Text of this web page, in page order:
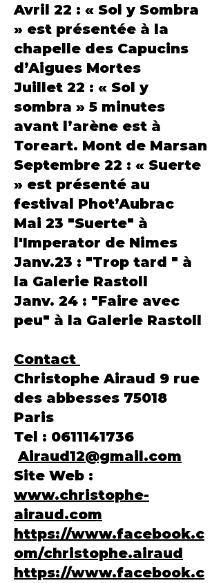
Avril 22 : « Sol y Sombra
» est présentée à la
chapelle des Capucins
d’Aigues Mortes
Juillet 22 : « Sol y
sombra » 5 minutes
avant l’arène est à
Toreart. Mont de Marsan
Septembre 22 : « Suerte
» est présenté au
festival Phot’Aubrac
Mai 23 "Suerte" à
l'Imperator de Nimes
Janv.23 : "Trop tard " à
la Galerie Rastoll
Janv. 24 : "Faire avec
peu" à la Galerie Rastoll
Contact
Christophe Airaud 9 rue
des abbesses 75018
Paris
Tel : 0611141736
Airaud12@gmail.com
Site Web :
www.christophe-
airaud.com
https://www.facebook.c
om/christophe.airaud
https://www.facebook.c